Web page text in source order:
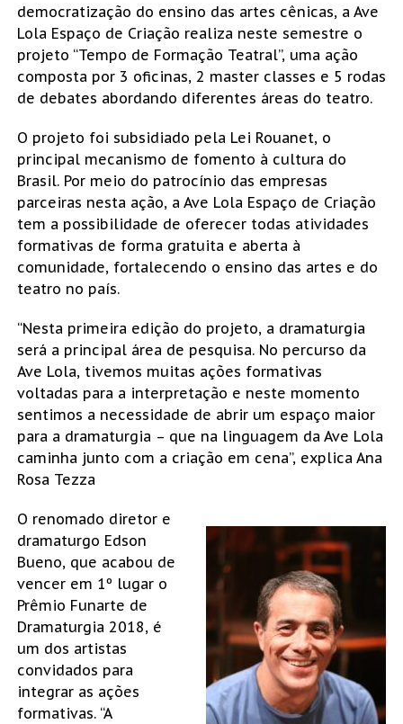
democratização do ensino das artes cênicas, a Ave
Lola Espaço de Criação realiza neste semestre o
projeto “Tempo de Formação Teatral”, uma ação
composta por 3 oficinas, 2 master classes e 5 rodas
de debates abordando diferentes áreas do teatro.
O projeto foi subsidiado pela Lei Rouanet, o
principal mecanismo de fomento à cultura do
Brasil. Por meio do patrocínio das empresas
parceiras nesta ação, a Ave Lola Espaço de Criação
tem a possibilidade de oferecer todas atividades
formativas de forma gratuita e aberta à
comunidade, fortalecendo o ensino das artes e do
teatro no país.
“Nesta primeira edição do projeto, a dramaturgia
será a principal área de pesquisa. No percurso da
Ave Lola, tivemos muitas ações formativas
voltadas para a interpretação e neste momento
sentimos a necessidade de abrir um espaço maior
para a dramaturgia – que na linguagem da Ave Lola
caminha junto com a criação em cena”, explica Ana
Rosa Tezza
O renomado diretor e
dramaturgo Edson
Bueno, que acabou de
vencer em 1º lugar o
Prêmio Funarte de
Dramaturgia 2018, é
um dos artistas
convidados para
integrar as ações
formativas. “A